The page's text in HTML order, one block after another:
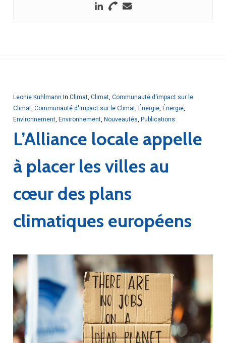
Leonie Kuhlmann In Climat, Climat, Communauté d'impact sur le
Climat, Communauté d'impact sur le Climat, Énergie, Énergie,
Environnement, Environnement, Nouveautés, Publications
L’Alliance locale appelle
à placer les villes au
cœur des plans
climatiques européens